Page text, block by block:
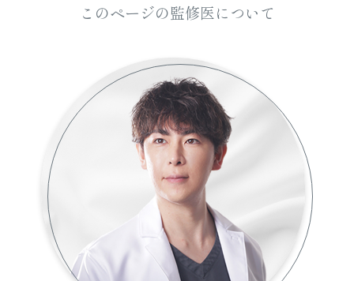
このページの監修医について